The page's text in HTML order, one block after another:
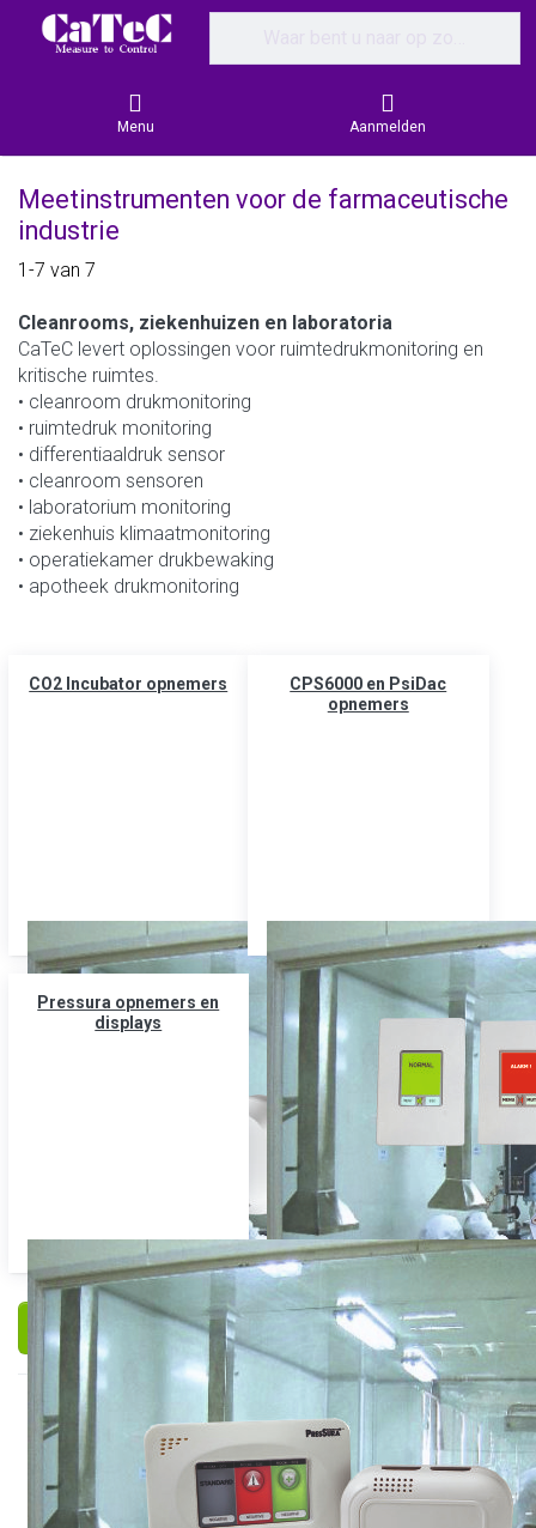
Menu Aanmelden
Meetinstrumenten voor de farmaceutische
industrie
Search results:
1-7 van 7
Cleanrooms, ziekenhuizen en laboratoria
CaTeC levert oplossingen voor ruimtedrukmonitoring en
kritische ruimtes.
• cleanroom drukmonitoring
• ruimtedruk monitoring
• differentiaaldruk sensor
• cleanroom sensoren
• laboratorium monitoring
• ziekenhuis klimaatmonitoring
• operatiekamer drukbewaking
• apotheek drukmonitoring
CO2 Incubator opnemers
CPS6000 en PsiDac
opnemers
Pressura opnemers en
displays
Filteren en sorteren